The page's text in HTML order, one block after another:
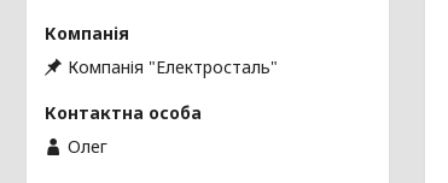
Компанія "Електросталь"
Олег